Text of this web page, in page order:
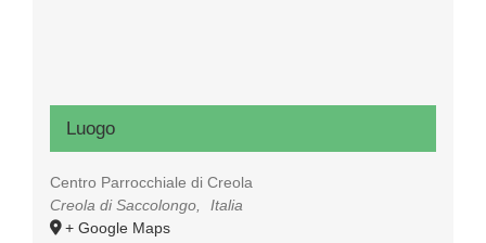
Luogo
Centro Parrocchiale di Creola
Creola di Saccolongo,
Italia
+ Google Maps